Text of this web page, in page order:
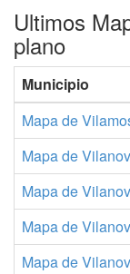
Ultimos
plano
Municipio
Mapa de
Mapa de
Mapa de
Mapa de
Mapa de